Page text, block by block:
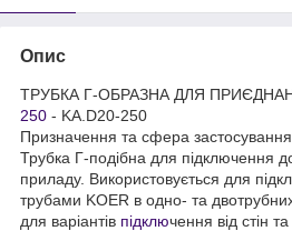
Опис
ТРУБКА Г-ОБРАЗНА ДЛЯ
250 - KA.D20-250
Призначення та сфера застосування
Трубка Г-подібна для підключення
приладу. Використовується для
трубами KOER в одно- та
для варіантів підключення від стін